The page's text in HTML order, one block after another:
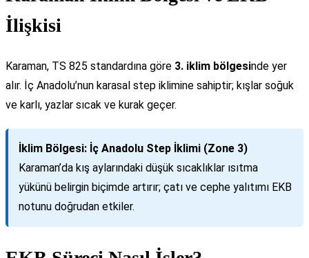
İlişkisi
Karaman, TS 825 standardına göre 3. iklim bölgesinde yer
alır. İç Anadolu’nun karasal step iklimine sahiptir; kışlar soğuk
ve karlı, yazlar sıcak ve kurak geçer.
İklim Bölgesi: İç Anadolu Step İklimi (Zone 3)
Karaman’da kış aylarındaki düşük sıcaklıklar ısıtma
yükünü belirgin biçimde artırır; çatı ve cephe yalıtımı EKB
notunu doğrudan etkiler.